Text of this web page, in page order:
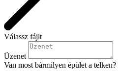
Válassz fájlt
Üzenet
Van most bármilyen épület a telken?